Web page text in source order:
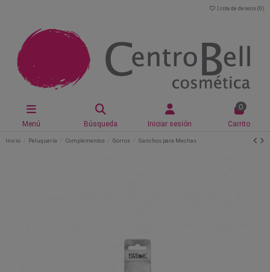
Lista de deseos (0 )
Menú Búsqueda Iniciar sesión
0
Carrito
Inicio Peluquería Complementos Gorros Ganchos para Mechas